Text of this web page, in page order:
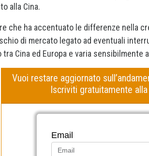
alla Cina.
che ha accentuato le differenze nella
di mercato legato ad eventuali
tra Cina ed Europa e varia
Vuoi restare aggiornato
Iscriviti gratuitamente
Email